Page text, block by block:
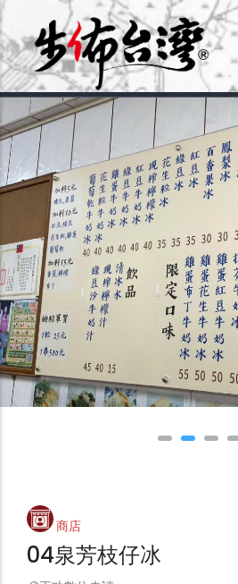
商店
04泉芳枝仔冰